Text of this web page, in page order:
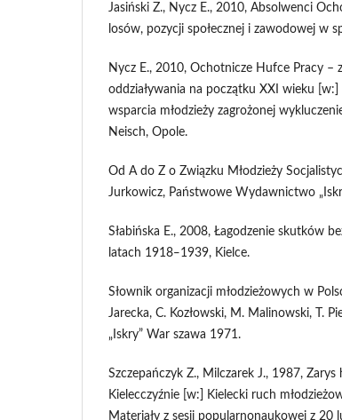
Jasiński Z., Nycz E., 2010, Absolwenci
losów, pozycji społecznej i zawodowej w
Nycz E., 2010, Ochotnicze Hufce Pracy –
oddziaływania na początku XXI wieku
wsparcia młodzieży zagrożonej
Neisch, Opole.
Od A do Z o Związku Młodzieży
Jurkowicz, Państwowe Wydawnictwo
Słabińska E., 2008, Łagodzenie skutków
latach 1918‒1939, Kielce.
Słownik organizacji młodzieżowych w
Jarecka, C. Kozłowski, M. Malinowski, T.
„Iskry” War szawa 1971.
Szczepańczyk Z., Milczarek J., 1987,
Kielecczyźnie [w:] Kielecki ruch
Materiały z sesji popularnonaukowej z 20